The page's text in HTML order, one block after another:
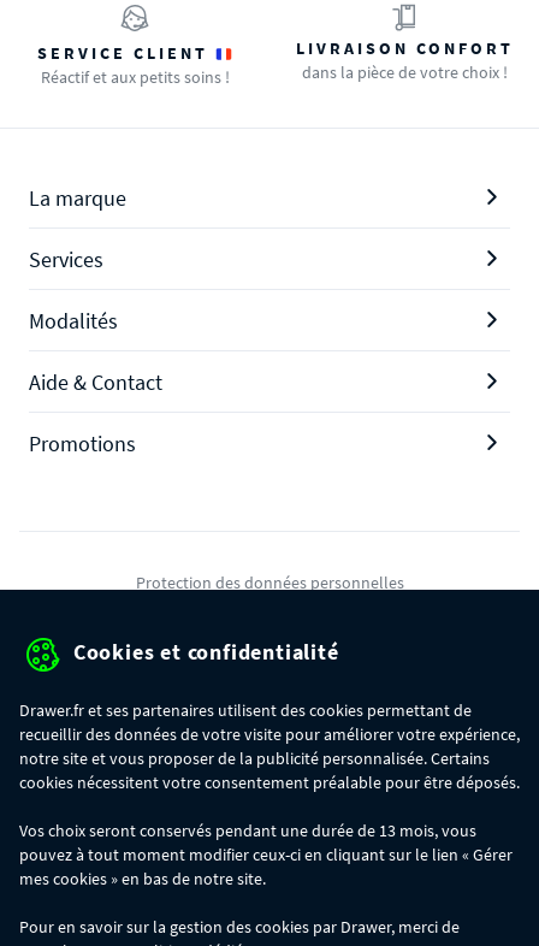
SERVICE CLIENT
Réactif et aux petits soins !
LIVRAISON CONFORT
dans la pièce de votre choix !
La marque
Services
Modalités
Aide & Contact
Promotions
Protection des données personnelles
Gérer mes cookies
commande :
- 30€ sur votre commande dès 300€ d'achat, avec le code BIKINI30
- 50€ sur votre commande dès 500€ d'achat, avec le code BIKINI50
Les codes BIKINI30, BIKINI50 et BIKINI100 ne sont valables que sur
www.drawer.fr; ils ne sont pas cumulables entre eux, ni avec d'autres codes
Cookies et confidentialité
Drawer.fr et ses partenaires utilisent des cookies permettant de
recueillir des données de votre visite pour améliorer votre expérience,
notre site et vous proposer de la publicité personnalisée. Certains
cookies nécessitent votre consentement préalable pour être déposés.
Vos choix seront conservés pendant une durée de 13 mois, vous
pouvez à tout moment modifier ceux-ci en cliquant sur le lien « Gérer
mes cookies » en bas de notre site.
Pour en savoir sur la gestion des cookies par Drawer, merci de